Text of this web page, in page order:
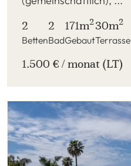
2
Betten
2
Bad
171m2
Gebaut
30m2
Terrasse
1.500 € / monat (LT)